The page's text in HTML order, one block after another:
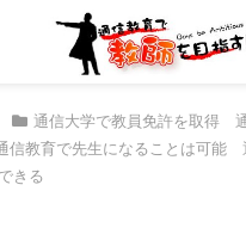
通信大学で教員免許を取得
信教育で先生になることは可能
きる